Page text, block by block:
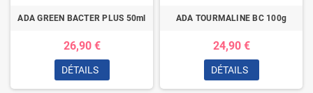
ADA GREEN BACTER PLUS 50ml
26,90 €
DÉTAILS
ADA TOURMALINE BC 100g
24,90 €
DÉTAILS